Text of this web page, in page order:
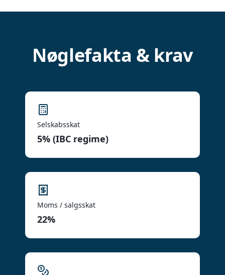
Nøglefakta & krav
Selskabsskat
5% (IBC regime)
Moms / salgsskat
22%